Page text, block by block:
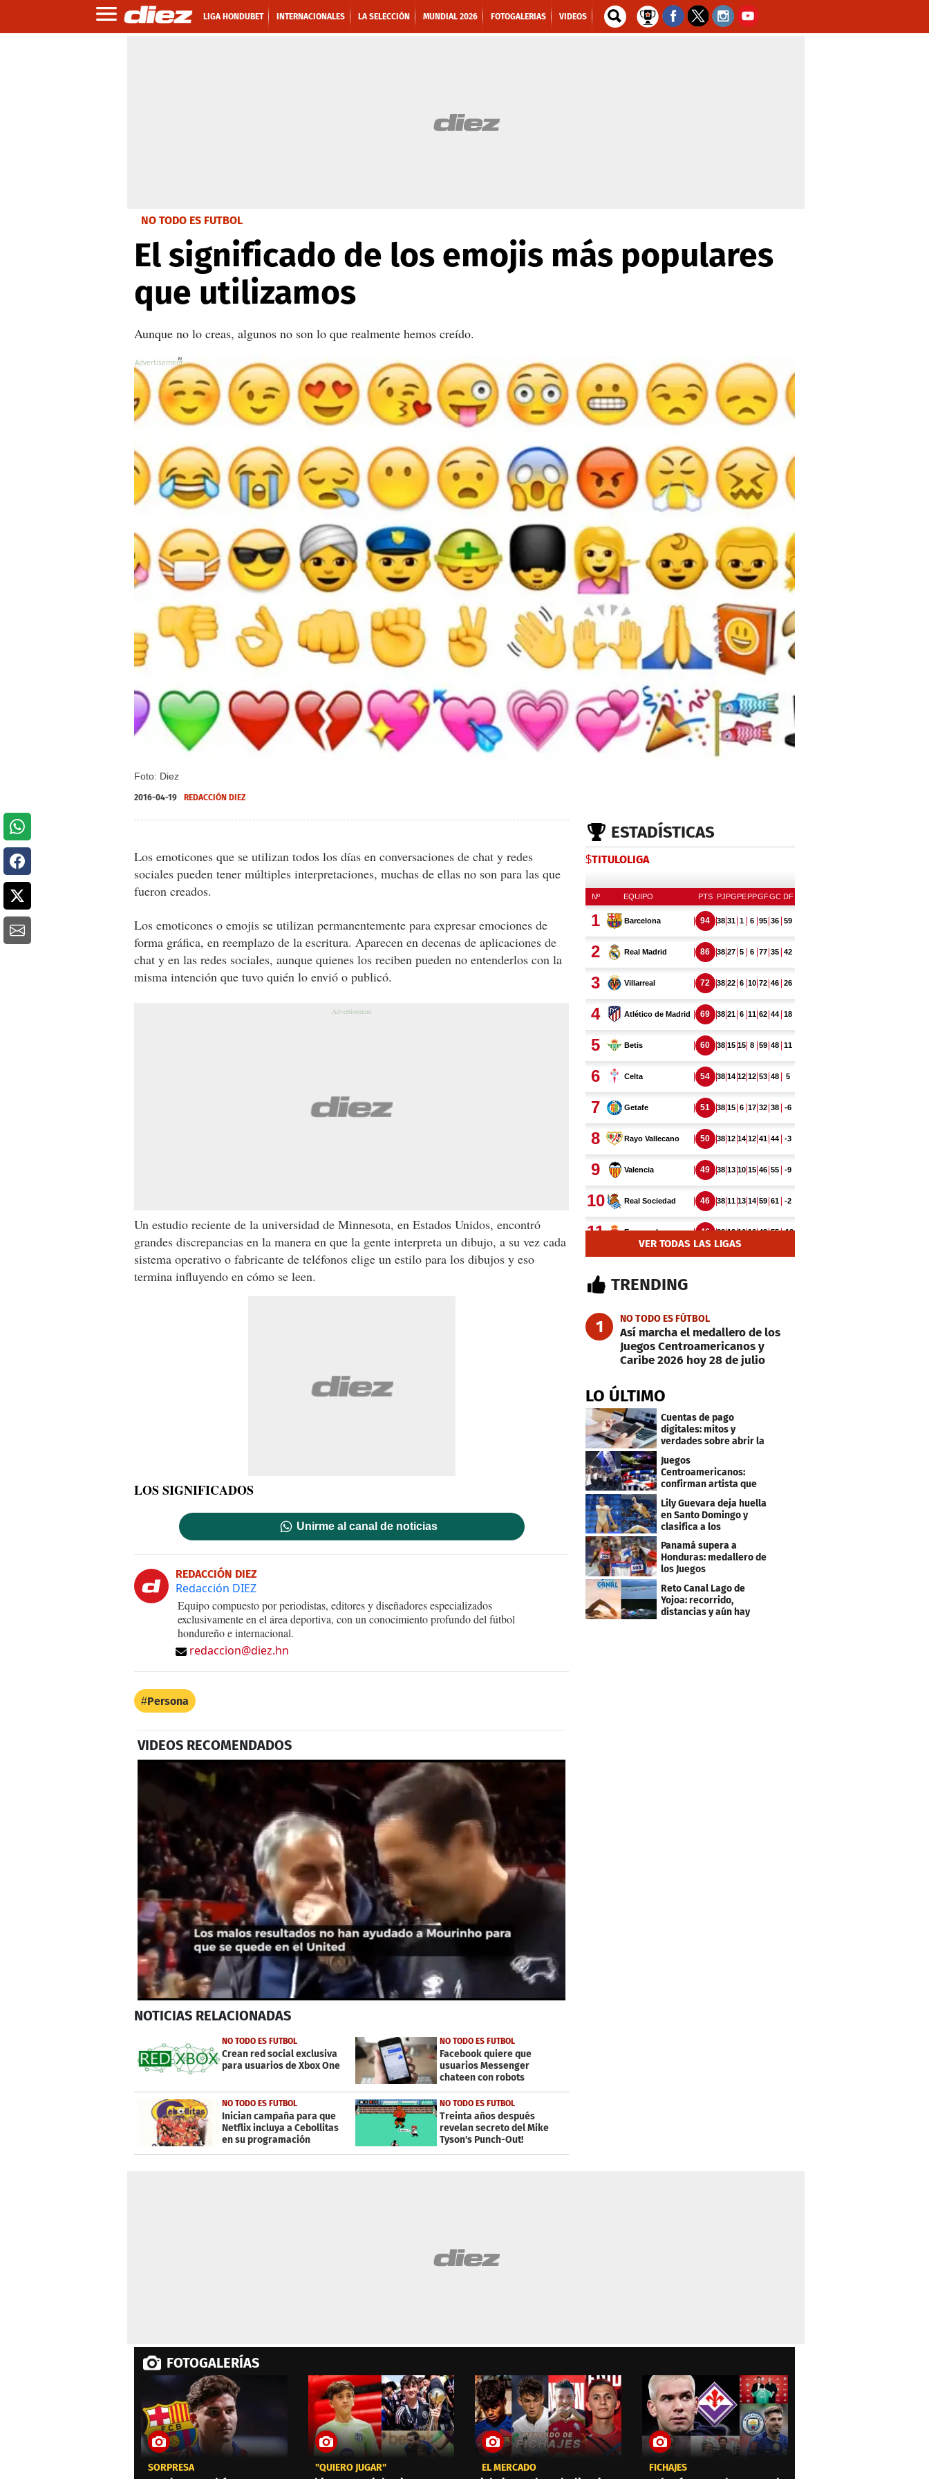
LIGA HONDUBET INTERNACIONALES LA SELECCIÓN MUNDIAL 2026 FOTOGALERIAS VIDEOS
NO TODO ES FUTBOL
El significado de los emojis más populares
que utilizamos
Aunque no lo creas, algunos no son lo que realmente hemos creído.
Foto: Diez
X
2016-04-19 REDACCIÓN DIEZ
Los emoticones que se utilizan todos los días en conversaciones de chat y redes
sociales pueden tener múltiples interpretaciones, muchas de ellas no son para las que
fueron creados.
Los emoticones o emojis se utilizan permanentemente para expresar emociones de
forma gráfica, en reemplazo de la escritura. Aparecen en decenas de aplicaciones de
chat y en las redes sociales, aunque quienes los reciben pueden no entenderlos con la
misma intención que tuvo quién lo envió o publicó.
Un estudio reciente de la universidad de Minnesota, en Estados Unidos, encontró
grandes discrepancias en la manera en que la gente interpreta un dibujo, a su vez cada
sistema operativo o fabricante de teléfonos elige un estilo para los dibujos y eso
termina influyendo en cómo se leen.
LOS SIGNIFICADOS
Unirme al canal de noticias
REDACCIÓN DIEZ
Redacción DIEZ
Equipo compuesto por periodistas, editores y diseñadores especializados
exclusivamente en el área deportiva, con un conocimiento profundo del fútbol
hondureño e internacional.
redaccion@diez.hn
Persona
VIDEOS RECOMENDADOS
seconds
secondsVolume
0%
NOTICIAS RELACIONADAS
NO TODO ES FUTBOL
Crean red social exclusiva
para usuarios de Xbox One
NO TODO ES FUTBOL
Facebook quiere que
usuarios Messenger
chateen con robots
NO TODO ES FUTBOL
Inician campaña para que
Netflix incluya a Cebollitas
en su programación
NO TODO ES FUTBOL
Treinta años después
revelan secreto del Mike
Tyson's Punch-Out!
ESTADÍSTICAS
$TITULOLIGA
VER TODAS LAS LIGAS
TRENDING
1 NO TODO ES FÚTBOL
Así marcha el medallero de los
Juegos Centroamericanos y
Caribe 2026 hoy 28 de julio
LO ÚLTIMO
Cuentas de pago
digitales: mitos y
verdades sobre abrir la
Juegos
Centroamericanos:
confirman artista que
cantará en la ceremonia
de clausura
Lily Guevara deja huella
en Santo Domingo y
clasifica a los
Panamericanos de Lima
2027
Panamá supera a
Honduras: medallero de
los Juegos
Centroamericanos
Reto Canal Lago de
Yojoa: recorrido,
distancias y aún hay
FOTOGALERÍAS
SORPRESA "QUIERO JUGAR" EL MERCADO FICHAJES